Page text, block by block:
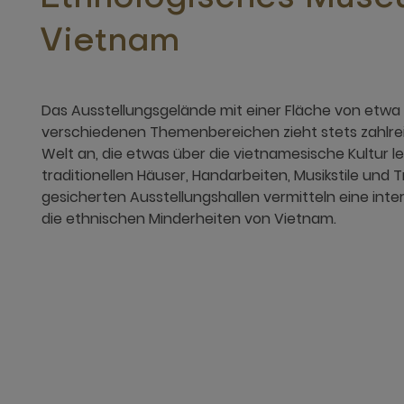
Vietnam
Das Ausstellungsgelände mit einer Fläche von etwa
verschiedenen Themenbereichen zieht stets
Welt an, die etwas über die vietnamesische Kultur
traditionellen Häuser, Handarbeiten, Musikstile und
gesicherten Ausstellungshallen vermitteln eine
die ethnischen Minderheiten von Vietnam.